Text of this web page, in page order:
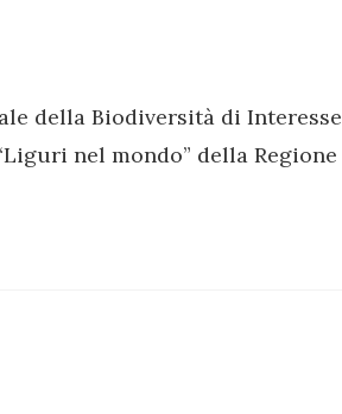
della Biodiversità di Interesse
nel mondo” della Regione